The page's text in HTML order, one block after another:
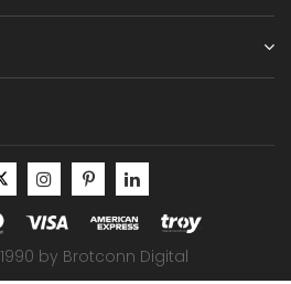
1990 by Brotconn Digital